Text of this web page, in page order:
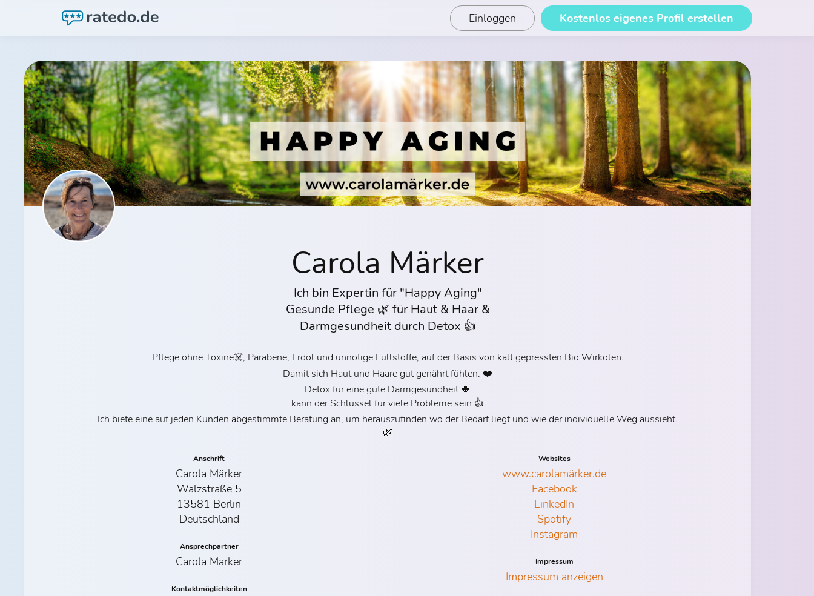
Einloggen Kostenlos eigenes Profil erstellen
Carola Märker
Ich bin Expertin für "Happy Aging"
Gesunde Pflege 🌿 für Haut & Haar &
Darmgesundheit durch Detox 👍
Pflege ohne Toxine☠️, Parabene, Erdöl und unnötige Füllstoffe, auf der Basis von kalt gepressten Bio Wirkölen.
Damit sich Haut und Haare gut genährt fühlen. ❤️
Detox für eine gute Darmgesundheit 🍀
kann der Schlüssel für viele Probleme sein 👍
Ich biete eine auf jeden Kunden abgestimmte Beratung an, um herauszufinden wo der Bedarf liegt und wie der individuelle Weg aussieht.
🌿
Anschrift
Carola Märker
Walzstraße 5
13581 Berlin
Deutschland
Ansprechpartner
Carola Märker
Kontaktmöglichkeiten
Websites
www.carolamärker.de
Facebook
LinkedIn
Spotify
Instagram
Impressum
Impressum anzeigen